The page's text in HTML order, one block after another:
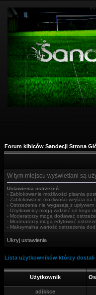
Forum kibiców Sandecji Strona
W tym miejscu wyświetlani są
Ustawienia ostrzeżeń:
- Zablokowanie możliwości pisania
- Zablokowanie możliwości wejścia na
- Ostrzeżenia nie wygasają z upływem
- Użytkownicy mogą widzieć od kogo
- Moderatorzy mogą dodawać
- Moderatorzy mogą edytować
- Maksymalna wartość ostrzeżenia
Ukryj ustawienia
Lista użytkowników którzy dostali
Użytkownik
adikkce